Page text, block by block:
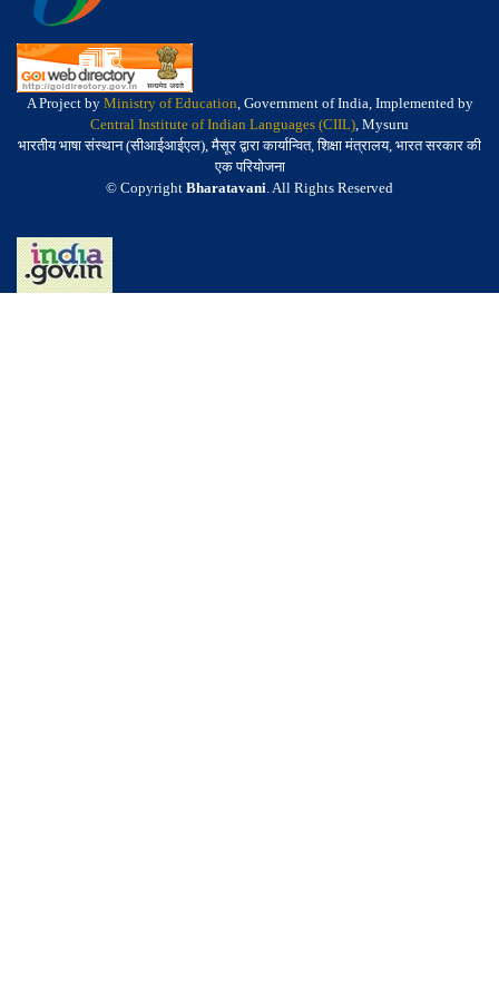
A Project by Ministry of Education, Government of India, Implemented by
Central Institute of Indian Languages (CIIL), Mysuru
भारतीय भाषा संस्थान (सीआईआईएल), मैसूर द्वारा कार्यान्वित, शिक्षा मंत्रालय, भारत सरकार की
एक परियोजना
© Copyright Bharatavani. All Rights Reserved